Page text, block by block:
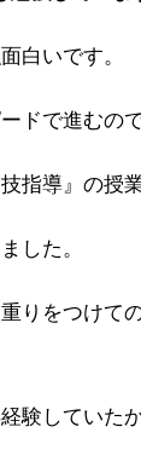
白いです。
ドで進むの
指導』の授
した。
りをつけて
験していた